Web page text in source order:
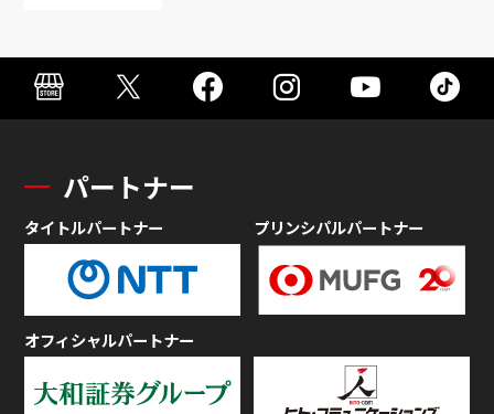
パートナー
タイトルパートナー プリンシパルパートナー
オフィシャルパートナー